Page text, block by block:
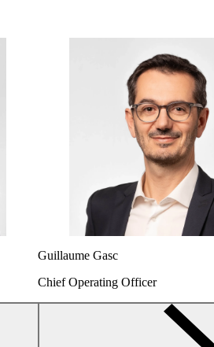
Guillaume Gasc
Chief Operating Officer